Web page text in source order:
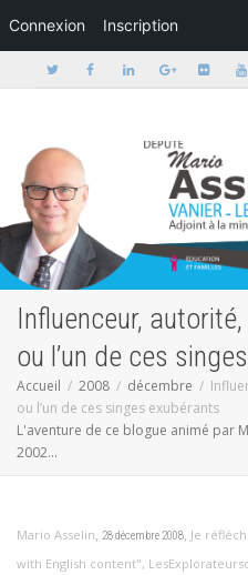
Connexion Inscription
Influenceur,
ou l’un de ces
Accueil 2008 décembre
ou l’un de ces singes exubérants
L'aventure de ce blogue animé par
2002...
Mario Asselin, 28 décembre 2008, Je
with English content",